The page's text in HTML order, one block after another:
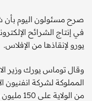
صرح مسئولون اليوم بأن
يورو لإنقاذها من الإفلاس.
وقال توماس يورك وزير
المملوكة لشركة انفنيون